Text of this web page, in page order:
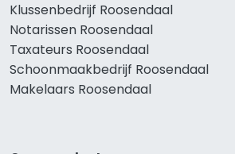
Klussenbedrijf Roosendaal
Notarissen Roosendaal
Taxateurs Roosendaal
Schoonmaakbedrijf Roosendaal
Makelaars Roosendaal